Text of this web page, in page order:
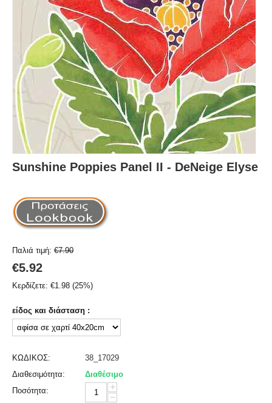
Sunshine Poppies Panel II - DeNeige Elyse
Παλιά τιμή: €7.90
€5.92
Κερδίζετε: €1.98 (25%)
είδος και διάσταση :
ΚΩΔΙΚΟΣ:
38_17029
Διαθεσιμότητα:
Διαθέσιμο
Ποσότητα:
+
−